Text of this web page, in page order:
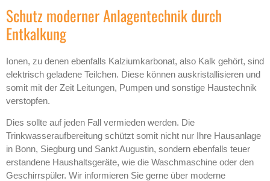
Schutz moderner Anlagentechnik durch
Entkalkung
Ionen, zu denen ebenfalls Kalziumkarbonat, also Kalk gehört, sind
elektrisch geladene Teilchen. Diese können auskristallisieren und
somit mit der Zeit Leitungen, Pumpen und sonstige Haustechnik
verstopfen.
Dies sollte auf jeden Fall vermieden werden. Die
Trinkwasseraufbereitung schützt somit nicht nur Ihre Hausanlage
in Bonn, Siegburg und Sankt Augustin, sondern ebenfalls teuer
erstandene Haushaltsgeräte, wie die Waschmaschine oder den
Geschirrspüler. Wir informieren Sie gerne über moderne